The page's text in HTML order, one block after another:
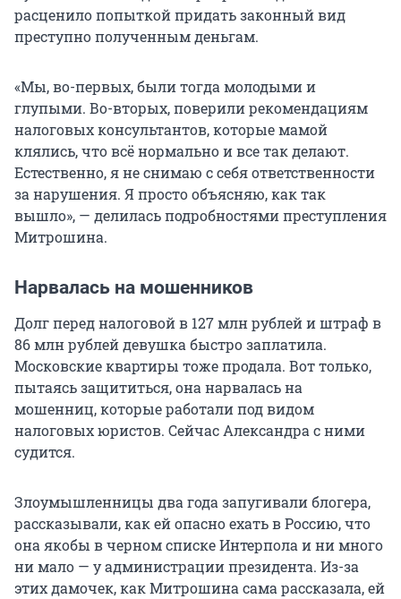
расценило попыткой придать законный вид
преступно полученным деньгам.
«Мы, во-первых, были тогда молодыми и
глупыми. Во-вторых, поверили рекомендациям
налоговых консультантов, которые мамой
клялись, что всё нормально и все так делают.
Естественно, я не снимаю с себя ответственности
за нарушения. Я просто объясняю, как так
вышло», — делилась подробностями преступления
Митрошина.
Нарвалась на мошенников
Долг перед налоговой в 127 млн рублей и штраф в
86 млн рублей девушка быстро заплатила.
Московские квартиры тоже продала. Вот только,
пытаясь защититься, она нарвалась на
мошенниц, которые работали под видом
налоговых юристов. Сейчас Александра с ними
судится.
Злоумышленницы два года запугивали блогера,
рассказывали, как ей опасно ехать в Россию, что
она якобы в черном списке Интерпола и ни много
ни мало — у администрации президента. Из-за
этих дамочек, как Митрошина сама рассказала, ей